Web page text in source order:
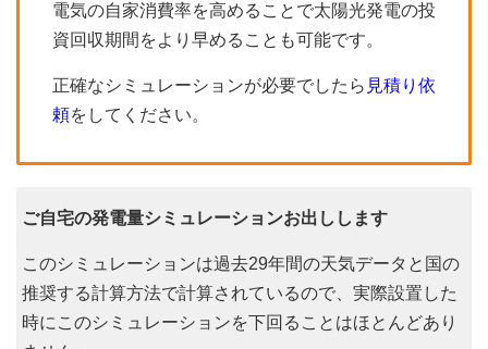
電気の自家消費率を高めることで太陽光発電の投
資回収期間をより早めることも可能です。
正確なシミュレーションが必要でしたら 見積り依
頼をしてください。
ご自宅の発電量シミュレーションお出しします
このシミュレーションは過去29年間の天気データと国の
推奨する計算方法で計算されているので、実際設置した
時にこのシミュレーションを下回ることはほとんどあり